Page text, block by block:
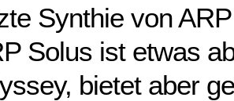
Synthie von
Solus ist etwas
bietet aber